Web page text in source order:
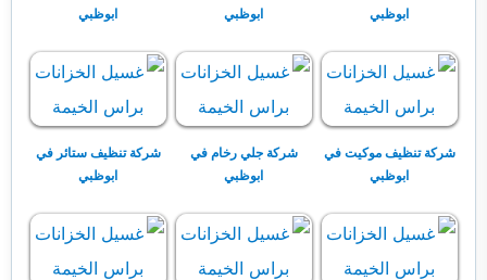
ابوظبي ابوظبي ابوظبي
شركة تنظيف موكيت في
ابوظبي
شركة جلي رخام في
ابوظبي
شركة تنظيف ستائر في
ابوظبي